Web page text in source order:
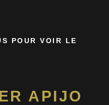
POUR VOIR LE
APIJO